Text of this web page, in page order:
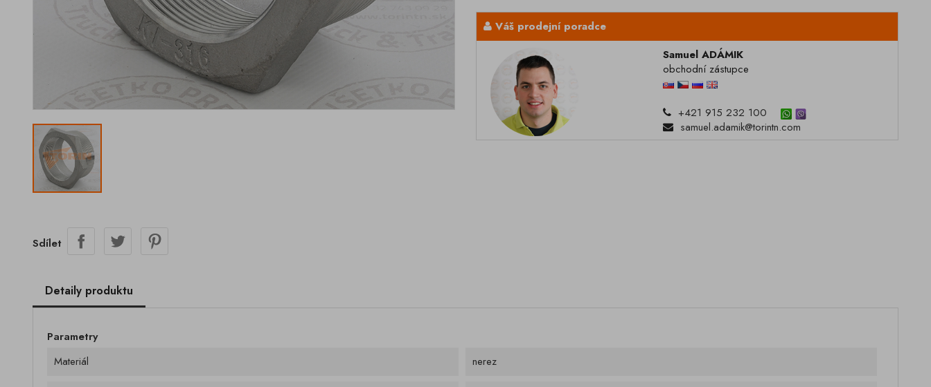
Váš prodejní poradce
Samuel ADÁMIK
obchodní zástupce
+421 915 232 100
samuel.adamik@torintn.com
Sdílet
Detaily produktu
Parametry
Materiál
nerez